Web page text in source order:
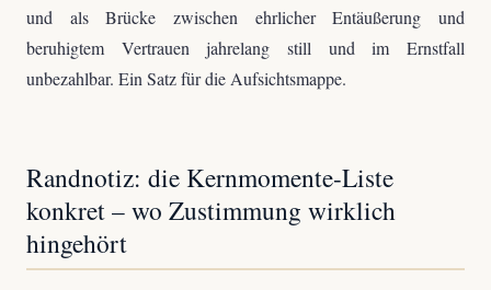
und als Brücke zwischen ehrlicher Entäußerung und
beruhigtem Vertrauen jahrelang still und im Ernstfall
unbezahlbar. Ein Satz für die Aufsichtsmappe.
Randnotiz: die Kernmomente-Liste
konkret – wo Zustimmung wirklich
hingehört